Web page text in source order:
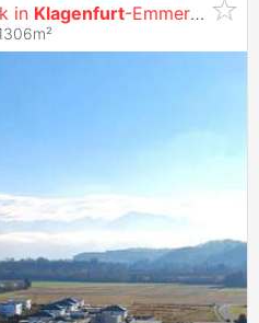
in Klagenfurt-Emmersdorf - ruhige Lage, sonnig, ideal für Ihr Traumhaus!